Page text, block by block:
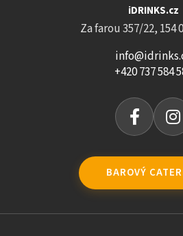
iDRINKS.cz
Za farou 357/22, 154
+420 737 584
BAROVÝ